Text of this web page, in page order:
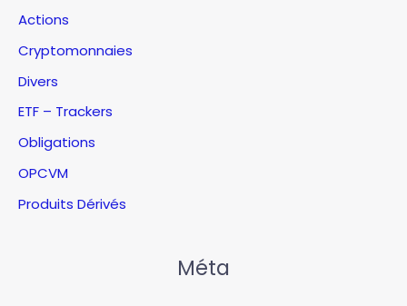
Actions
Cryptomonnaies
Divers
ETF – Trackers
Obligations
OPCVM
Produits Dérivés
Méta